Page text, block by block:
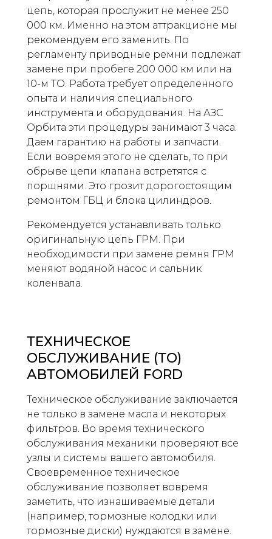
цепь, которая прослужит не менее 250
000 км. Именно на этом аттракционе мы
рекомендуем его заменить. По
регламенту приводные ремни подлежат
замене при пробеге 200 000 км или на
10-м ТО. Работа требует определенного
опыта и наличия специального
инструмента и оборудования. На АЗС
Орбита эти процедуры занимают 3 часа.
Даем гарантию на работы и запчасти.
Если вовремя этого не сделать, то при
обрыве цепи клапана встретятся с
поршнями. Это грозит дорогостоящим
ремонтом ГБЦ и блока цилиндров.
Рекомендуется устанавливать только
оригинальную цепь ГРМ. При
необходимости при замене ремня ГРМ
меняют водяной насос и сальник
коленвала.
ТЕХНИЧЕСКОЕ
ОБСЛУЖИВАНИЕ (ТО)
АВТОМОБИЛЕЙ FORD
Техническое обслуживание заключается
не только в замене масла и некоторых
фильтров. Во время технического
обслуживания механики проверяют все
узлы и системы вашего автомобиля.
Своевременное техническое
обслуживание позволяет вовремя
заметить, что изнашиваемые детали
(например, тормозные колодки или
тормозные диски) нуждаются в замене.